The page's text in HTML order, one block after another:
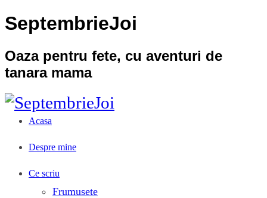
SeptembrieJoi
Oaza pentru fete, cu aventuri de
tanara mama
Acasa
Despre mine
Ce scriu
Frumusete